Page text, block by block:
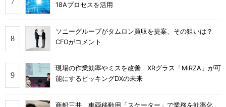
18Aプロセスを活用
ソニーグループがタムロン買収を提案、その狙いは？
CFOがコメント
現場の作業効率やミスを改善 XRグラス「MiRZA」が可
能にするピッキングDXの未来
商船三井、車両移動用「スケーター」で業務を効率化